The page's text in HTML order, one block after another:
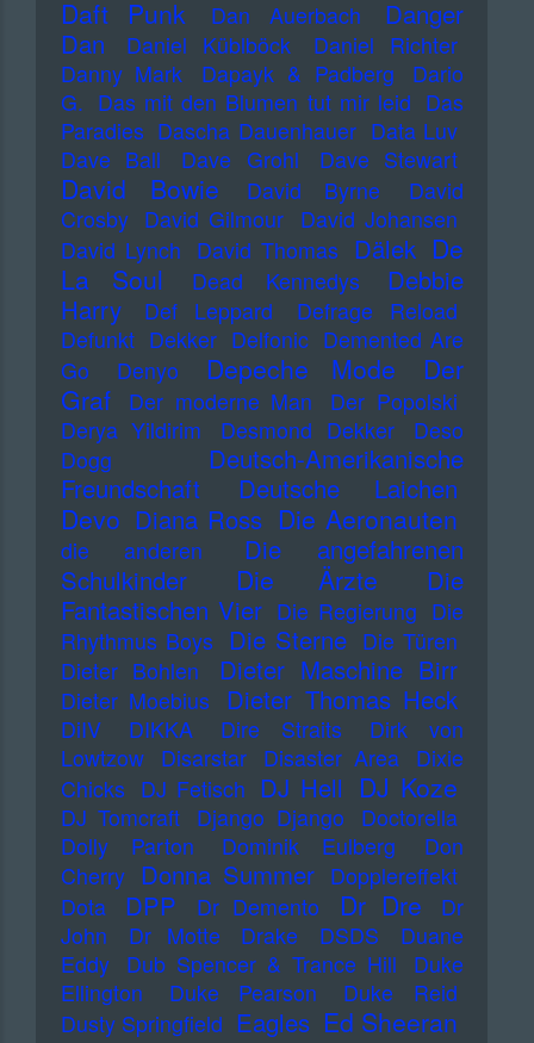
Daft Punk Dan Auerbach
Danger
Dan
Daniel Küblböck
Daniel Richter
Danny Mark
Dapayk & Padberg
Dario
G. Das mit den Blumen tut mir leid Das
Paradies Dascha Dauenhauer Data Luv
Dave Ball
Dave Grohl Dave Stewart
David Bowie David Byrne
David
Crosby David Gilmour David Johansen
David Lynch David Thomas Dälek De
La Soul
Dead Kennedys
Debbie
Harry
Def Leppard
Defrage Reload
Defunkt Dekker Delfonic Demented Are
Go
Denyo Depeche Mode
Der
Graf
Der moderne Man
Der Popolski
Derya Yildirim
Desmond Dekker
Deso
Dogg
Deutsch-Amerikanische
Freundschaft
Deutsche Laichen
Devo Diana Ross Die Aeronauten
die anderen
Die angefahrenen
Schulkinder
Die Ärzte
Die
Fantastischen Vier Die Regierung Die
Rhythmus Boys Die Sterne Die Türen
Dieter Bohlen
Dieter Maschine Birr
Dieter Moebius Dieter Thomas Heck
DiIV DIKKA Dire Straits
Dirk von
Lowtzow
Disarstar Disaster Area
Dixie
Chicks DJ Fetisch DJ Hell DJ Koze
DJ Tomcraft Django Django
Doctorella
Dolly Parton
Dominik Eulberg
Don
Cherry Donna Summer Dopplereffekt
Dota
DPP Dr Demento Dr Dre
Dr
John
Dr Motte Drake DSDS
Duane
Eddy
Dub Spencer & Trance Hill
Duke
Ellington
Duke Pearson
Duke Reid
Dusty Springfield Eagles Ed Sheeran